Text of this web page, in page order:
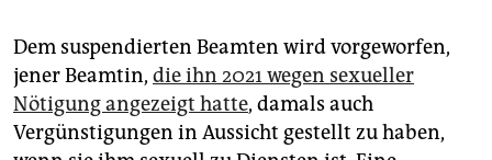
Dem suspendierten Beamten wird vorgeworfen,
jener Beamtin, die ihn 2021 wegen sexueller
Nötigung angezeigt hatte, damals auch
Vergünstigungen in Aussicht gestellt zu haben,